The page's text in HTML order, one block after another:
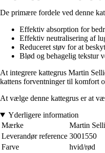
De primære fordele ved denne
Effektiv absorption for
Effektiv neutralisering af
Reduceret støv for at
Blød og behagelig tekstur
At integrere kattegrus Martin
kattens forventninger til komfort
At vælge denne kattegrus er at
Yderligere information
Mærke
Martin
Leverandør reference 3001550
Farve
hvid/rød